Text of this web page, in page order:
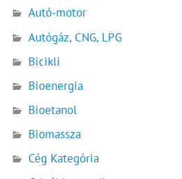
Autó-motor
Autógáz, CNG, LPG
Bicikli
Bioenergia
Bioetanol
Biomassza
Cég Kategória